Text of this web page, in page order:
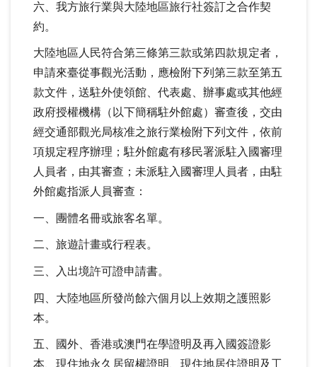
六、我方旅行業與大陸地區旅行社簽訂之合作契
約。
大陸地區人民符合第三條第三款或第四款規定者，
申請來臺從事觀光活動，應檢附下列第三款至第五
款文件，送駐外使領館、代表處、辦事處或其他經
政府授權機構（以下簡稱駐外館處）審查後，交由
經交通部觀光局核准之旅行業檢附下列文件，依前
項規定程序辦理；駐外館處有移民署派駐入國審理
人員者，由其審查；未派駐入國審理人員者，由駐
外館處指派人員審查：
一、團體名冊或旅客名單。
二、旅遊計畫或行程表。
三、入出境許可證申請書。
四、大陸地區所發尚餘六個月以上效期之護照影
本。
五、國外、香港或澳門在學證明及再入國簽證影
本、現住地永久居留權證明、現住地居住證明及工